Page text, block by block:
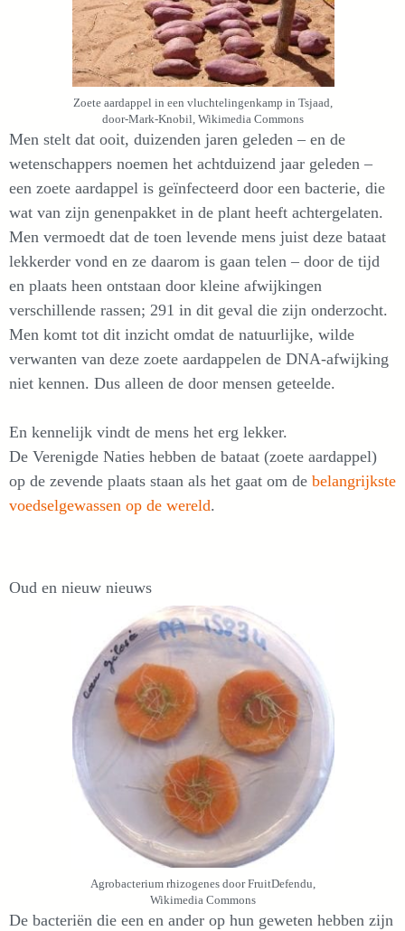
Zoete aardappel in een vluchtelingenkamp in Tsjaad,
door-Mark-Knobil, Wikimedia Commons
Men stelt dat ooit, duizenden jaren geleden – en de
wetenschappers noemen het achtduizend jaar geleden –
een zoete aardappel is geïnfecteerd door een bacterie, die
wat van zijn genenpakket in de plant heeft achtergelaten.
Men vermoedt dat de toen levende mens juist deze bataat
lekkerder vond en ze daarom is gaan telen – door de tijd
en plaats heen ontstaan door kleine afwijkingen
verschillende rassen; 291 in dit geval die zijn onderzocht.
Men komt tot dit inzicht omdat de natuurlijke, wilde
verwanten van deze zoete aardappelen de DNA-afwijking
niet kennen. Dus alleen de door mensen geteelde.
En kennelijk vindt de mens het erg lekker.
De Verenigde Naties hebben de bataat (zoete aardappel)
op de zevende plaats staan als het gaat om de belangrijkste
voedselgewassen op de wereld.
Oud en nieuw nieuws
Agrobacterium rhizogenes door FruitDefendu,
Wikimedia Commons
De bacteriën die een en ander op hun geweten hebben zijn